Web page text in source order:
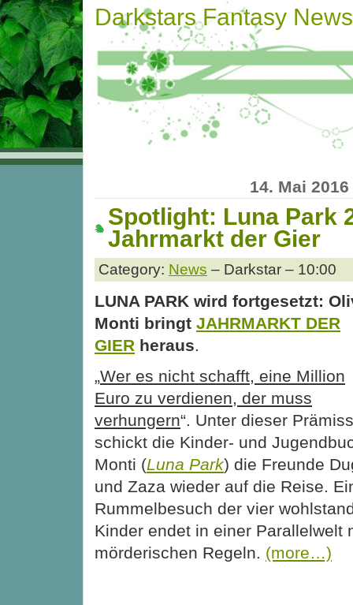
Darkstars Fantasy News
14. Mai 2016
Spotlight: Luna Park
Jahrmarkt der Gier
Category: News – Darkstar – 10:00
LUNA PARK wird fortgesetzt:
Monti bringt JAHRMARKT DER
GIER heraus.
„Wer es nicht schafft, eine Million
Euro zu verdienen, der muss
verhungern“. Unter dieser
schickt die Kinder- und
Monti (Luna Park) die Freunde
und Zaza wieder auf die Reise.
Rummelbesuch der vier
Kinder endet in einer Parallelwelt
mörderischen Regeln. (more…)